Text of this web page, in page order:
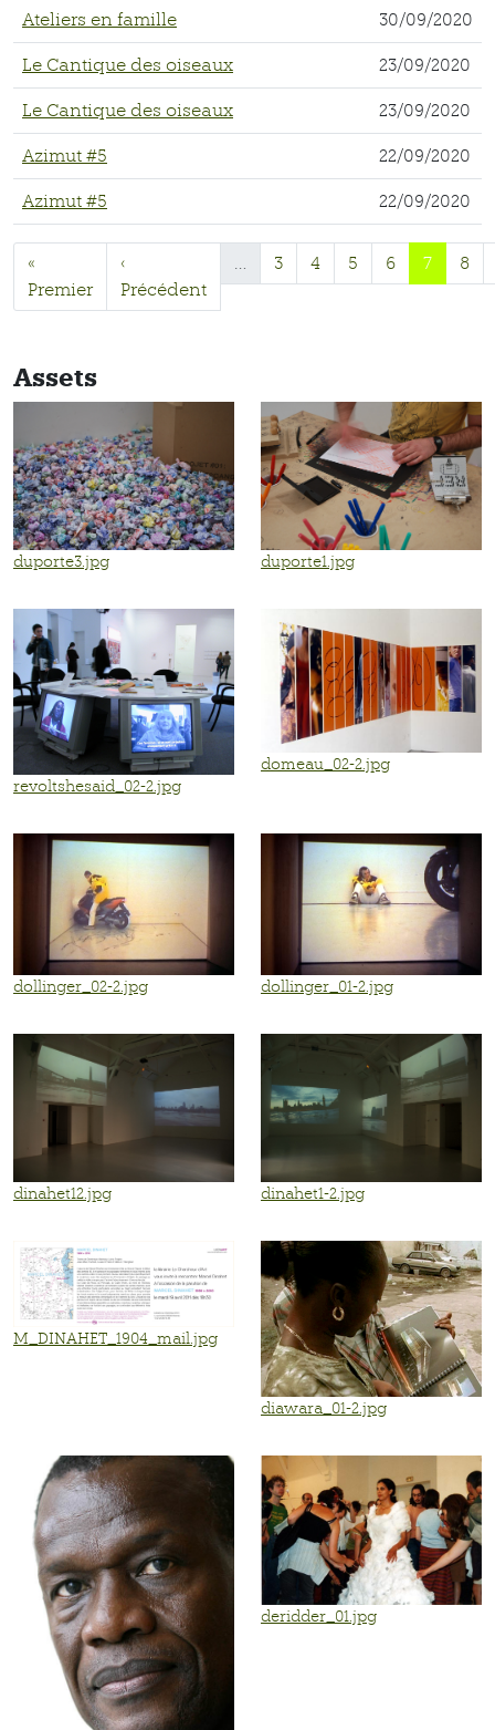
Ateliers en famille 30/09/2020
Le Cantique des oiseaux 23/09/2020
Le Cantique des oiseaux 23/09/2020
Azimut #5 22/09/2020
Azimut #5 22/09/2020
«
Premier
‹
Précédent
… 3 4 5 6 7 8
Assets
duporte3.jpg duporte1.jpg
revoltshesaid_02-2.jpg
domeau_02-2.jpg
dollinger_02-2.jpg dollinger_01-2.jpg
dinahet12.jpg dinahet1-2.jpg
M_DINAHET_1904_mail.jpg
diawara_01-2.jpg
deridder_01.jpg